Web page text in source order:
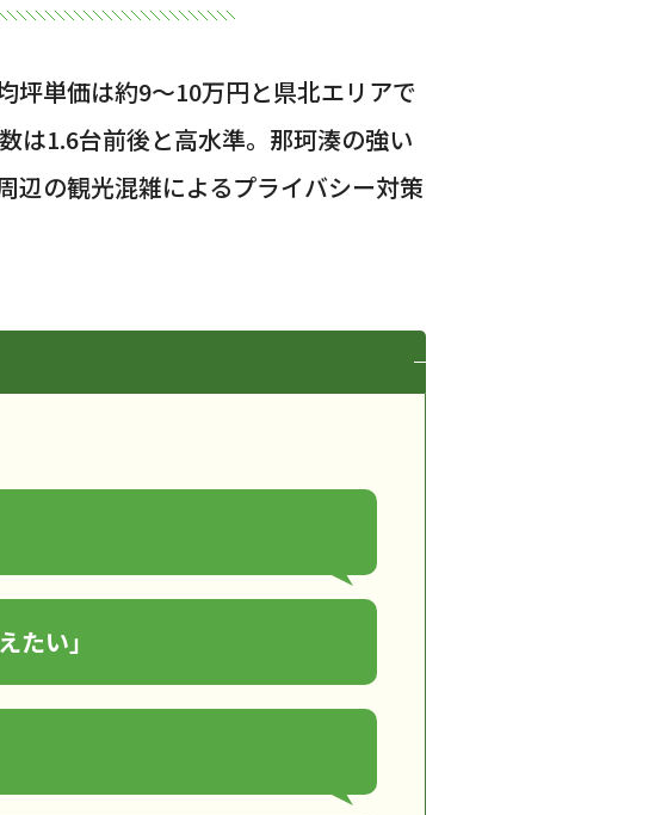
坪単価は約9〜10万円と県北エリアで
は1.6台前後と高水準。那珂湊の強い
辺の観光混雑によるプライバシー対策
たい」